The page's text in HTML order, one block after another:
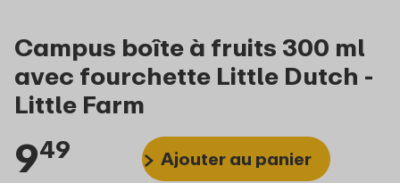
Campus boîte à fruits 300 ml
avec fourchette Little Dutch -
Little Farm
949 Ajouter au panier